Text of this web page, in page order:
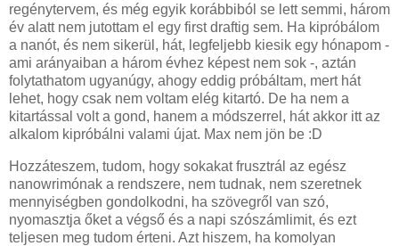
regénytervem, és még egyik korábbiból se lett semmi, három
év alatt nem jutottam el egy first draftig sem. Ha kipróbálom
a nanót, és nem sikerül, hát, legfeljebb kiesik egy hónapom -
ami arányaiban a három évhez képest nem sok -, aztán
folytathatom ugyanúgy, ahogy eddig próbáltam, mert hát
lehet, hogy csak nem voltam elég kitartó. De ha nem a
kitartással volt a gond, hanem a módszerrel, hát akkor itt az
alkalom kipróbálni valami újat. Max nem jön be :D
Hozzáteszem, tudom, hogy sokakat frusztrál az egész
nanowrimónak a rendszere, nem tudnak, nem szeretnek
mennyiségben gondolkodni, ha szövegről van szó,
nyomasztja őket a végső és a napi szószámlimit, és ezt
teljesen meg tudom érteni. Azt hiszem, ha komolyan